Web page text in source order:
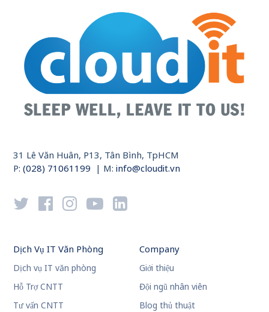
31 Lê Văn Huân, P13, Tân Bình, TpHCM
P:(028) 71061199 | M:info@cloudit.vn
Dịch Vụ IT Văn Phòng
Dịch vụ IT văn phòng
Hỗ Trợ CNTT
Tư vấn CNTT
Company
Giới thiệu
Đội ngũ nhân viên
Blog thủ thuật